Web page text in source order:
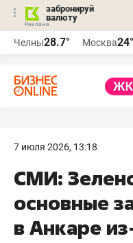
забронируй
валюту
Челны28.7° Москва24°
7 июля 2026, 13:18
СМИ:
основные
в Анкаре